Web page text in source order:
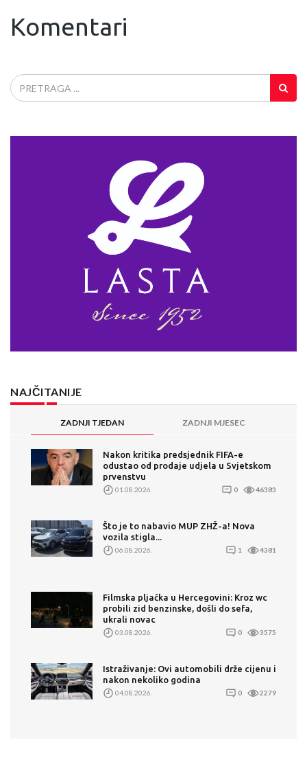
Komentari
NAJČITANIJE
ZADNJI TJEDAN ZADNJI MJESEC
Nakon kritika predsjednik FIFA-e
odustao od prodaje udjela u Svjetskom
prvenstvu
01.08.2026. 0 46383
Što je to nabavio MUP ZHŽ-a! Nova
vozila stigla...
06.08.2026. 1 4381
Filmska pljačka u Hercegovini: Kroz wc
probili zid benzinske, došli do sefa,
ukrali novac
03.08.2026. 0 3575
Istraživanje: Ovi automobili drže cijenu i
nakon nekoliko godina
04.08.2026. 0 2279